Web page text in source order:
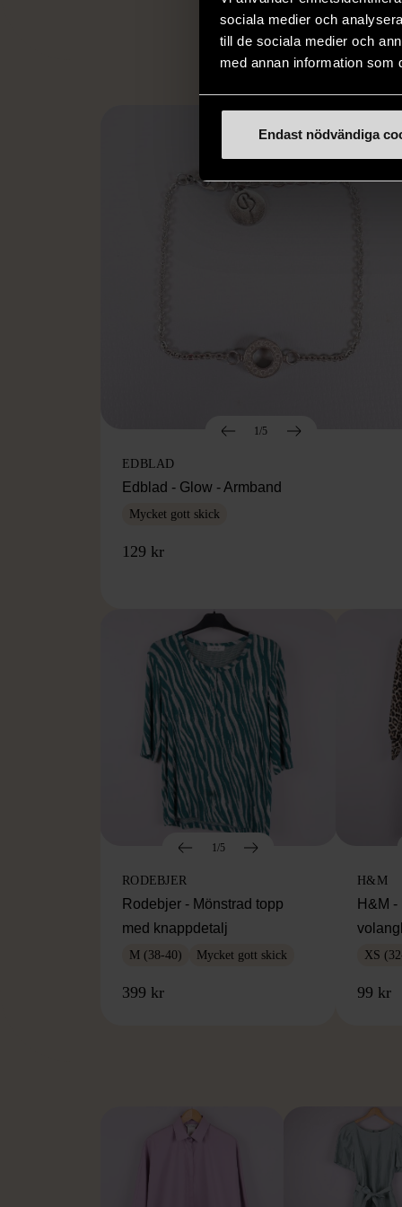
sociala medier och
till de sociala medier och
med annan information som
Endast nödvändiga
eller annat
1/5
EDBLAD
Edblad - Glow - Armband
Mycket gott skick
129 kr
1/5
RODEBJER
Rodebjer - Mönstrad topp
med knappdetalj
M (38-40) Mycket gott skick
399 kr
H&M
H&M
XS
99 kr